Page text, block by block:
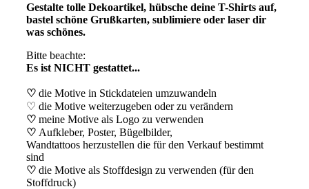
Gestalte tolle Dekoartikel, hübsche deine T-Shirts auf,
bastel schöne Grußkarten, sublimiere oder laser dir
was schönes.
Bitte beachte:
Es ist NICHT gestattet...
♡ die Motive in Stickdateien umzuwandeln
♡ die Motive weiterzugeben oder zu verändern
♡ meine Motive als Logo zu verwenden
♡ Aufkleber, Poster, Bügelbilder,
Wandtattoos herzustellen die für den Verkauf bestimmt
sind
♡ die Motive als Stoffdesign zu verwenden (für den
Stoffdruck)